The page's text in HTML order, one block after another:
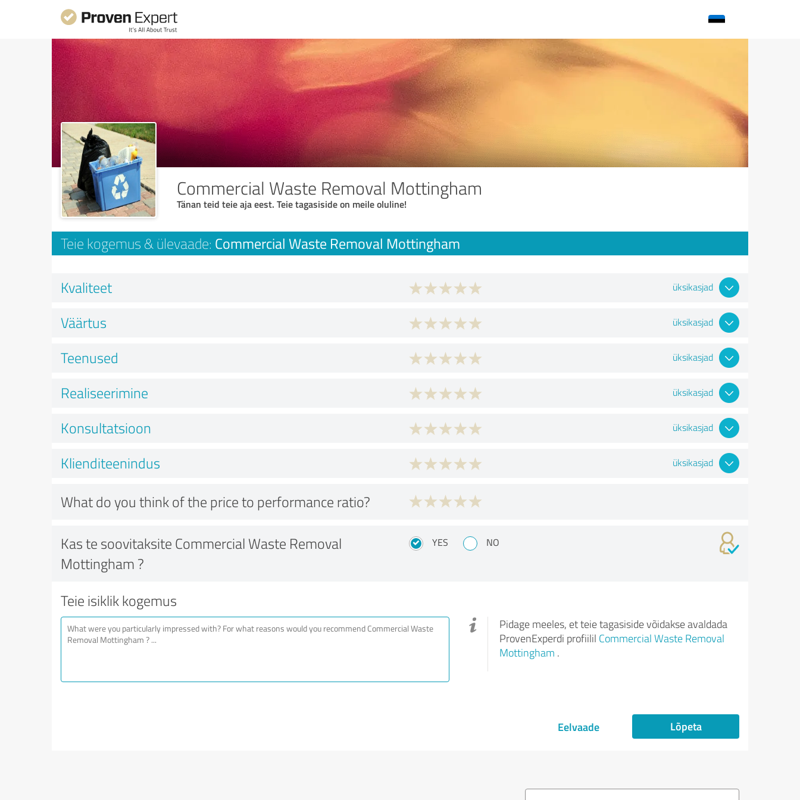
Commercial Waste Removal Mottingham
Tänan teid teie aja eest. Teie tagasiside on meile oluline!
Teie kogemus & ülevaade: Commercial Waste Removal Mottingham
Kvaliteet üksikasjad
Väärtus üksikasjad
Teenused üksikasjad
Realiseerimine üksikasjad
Konsultatsioon üksikasjad
Klienditeenindus üksikasjad
What do you think of the price to performance ratio?
Kas te soovitaksite Commercial Waste Removal
Mottingham ?
YES NO
Teie isiklik kogemus
Pidage meeles, et teie tagasiside võidakse avaldada
ProvenExperdi profiilil Commercial Waste Removal
Mottingham .
Eelvaade Lõpeta